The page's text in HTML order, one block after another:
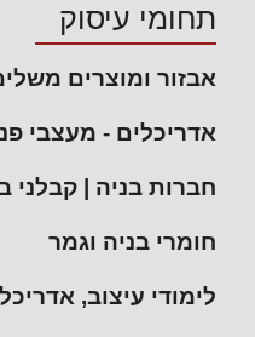
תחומי עיסוק
אבזור ומוצרים
אדריכלים - מעצבי
חברות בניה | קבלני
חומרי בניה וגמר
לימודי עיצוב,